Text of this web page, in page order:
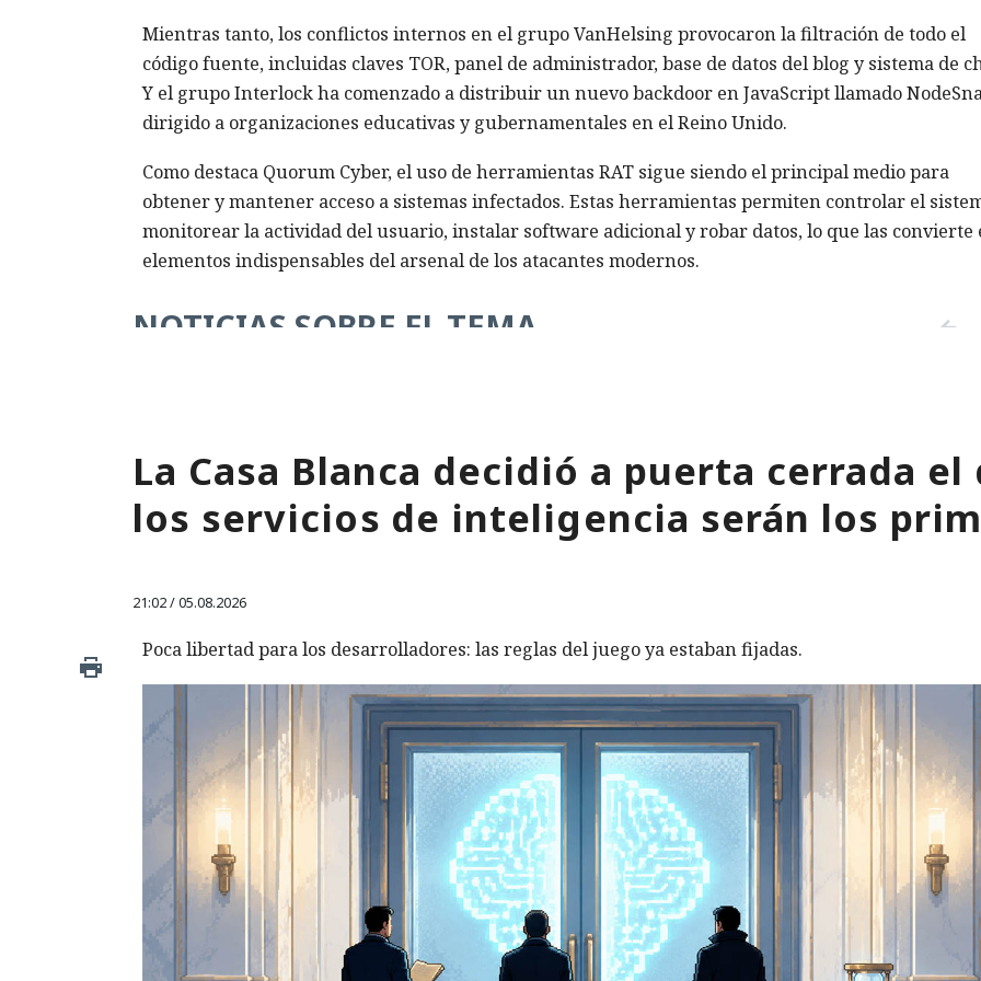
Mientras tanto, los conflictos internos en el grupo VanHelsing provocaron la filtración de todo el
código fuente, incluidas claves TOR, panel de administrador, base de datos del blog y sistema de
Y el grupo Interlock ha comenzado a distribuir un nuevo backdoor en JavaScript llamado
dirigido a organizaciones educativas y gubernamentales en el Reino Unido.
Como destaca Quorum Cyber, el uso de herramientas RAT sigue siendo el principal medio para
obtener y mantener acceso a sistemas infectados. Estas herramientas permiten controlar el
monitorear la actividad del usuario, instalar software adicional y robar datos, lo que las convierte
elementos indispensables del arsenal de los atacantes modernos.
NOTICIAS SOBRE EL TEMA
usuarios que abusan de
servicios gratuitos
usaron virus
vendió a su patria por
cine gratis
destino de
estudiante puede
cambiarse en
de minutos
La Casa Blanca decidió a puerta cerrada
los servicios de inteligencia serán los
21:02 / 05.08.2026
Poca libertad para los desarrolladores: las reglas del juego ya estaban fijadas.